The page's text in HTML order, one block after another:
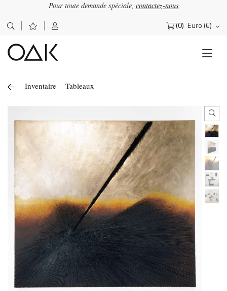
Pour toute demande spéciale, contactez-nous
(0) Euro (€)
Rechercher :
Inventaire Tableaux